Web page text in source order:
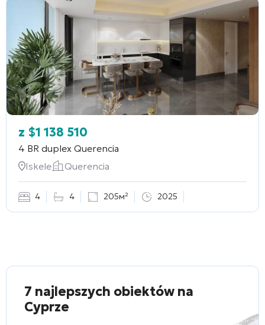
z $1 138 510
4 BR duplex Querencia
Iskele
Querencia
4 4 205м² 2025
7 najlepszych obiektów na
Cyprze